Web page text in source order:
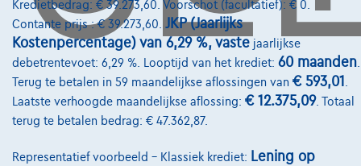
Kredietbedrag: € 39.273,60. Voorschot (facultatief): € 0.
Contante prijs : € 39.273,60. JKP (Jaarlijks
Kostenpercentage) van 6,29 %, vaste jaarlijkse
debetrentevoet: 6,29 %. Looptijd van het krediet: 60 maanden.
Terug te betalen in 59 maandelijkse aflossingen van € 593,01 .
Laatste verhoogde maandelijkse aflossing: € 12.375,09. Totaal
terug te betalen bedrag: € 47.362,87.
Representatief voorbeeld – Klassiek krediet: Lening op
Financiering
Autoverzekering
Lease en persoonlijke lease
Over Ons
Word klant